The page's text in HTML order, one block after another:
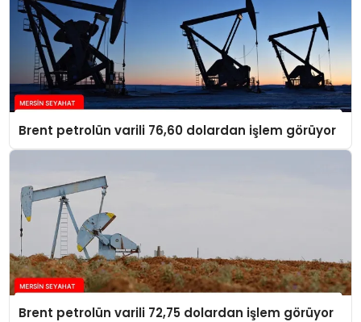
Brent petrolün varili 76,60 dolardan işlem görüyor
Brent petrolün varili 72,75 dolardan işlem görüyor